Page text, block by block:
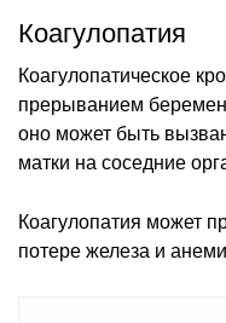
Коагулопатия
Коагулопатическое
прерыванием
оно может быть
матки на соседние
Коагулопатия может
потере железа и